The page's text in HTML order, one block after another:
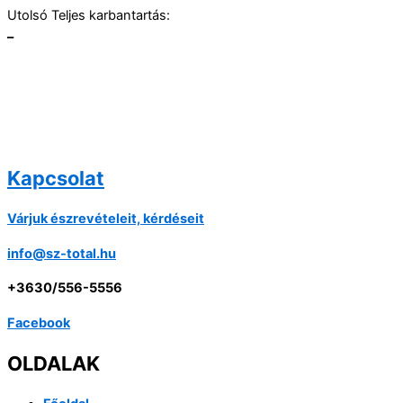
Utolsó Teljes karbantartás:
–
Kapcsolat
Várjuk észrevételeit, kérdéseit
info@sz-total.hu
+3630/556-5556
Facebook
OLDALAK